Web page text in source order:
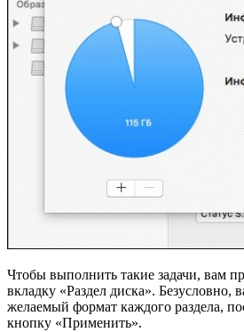
Чтобы выполнить такие задачи, вам
вкладку «Раздел диска». Безусловно,
желаемый формат каждого раздела,
кнопку «Применить».